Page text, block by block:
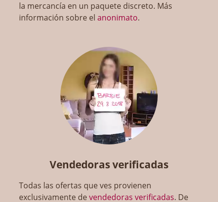
la mercancía en un paquete discreto. Más
información sobre elanonimato.
Vendedoras verificadas
Todas las ofertas que ves provienen
exclusivamente devendedoras verificadas. De